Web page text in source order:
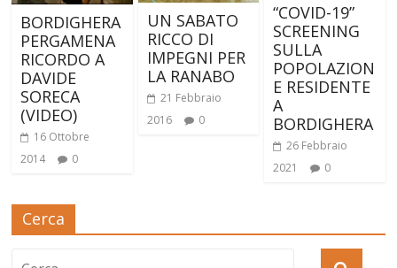
BORDIGHERA
PERGAMENA
RICORDO A
DAVIDE
SORECA
(VIDEO)
16 Ottobre
2014
0
UN SABATO
RICCO DI
IMPEGNI PER
LA RANABO
21 Febbraio
2016
0
“COVID-19”
SCREENING
SULLA
POPOLAZION
E RESIDENTE
A
BORDIGHERA
26 Febbraio
2021
0
Cerca